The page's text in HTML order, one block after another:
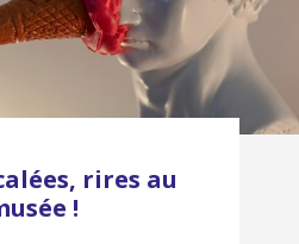
rires au
!